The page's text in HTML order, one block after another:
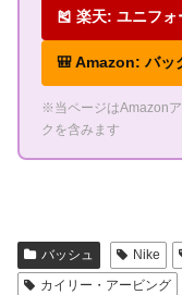
🎽 楽天: ユニフォ
🎒 Amazon: バッ
※当ページはAmazon
クを含みます
バッシュ Nike
カイリー・アービング